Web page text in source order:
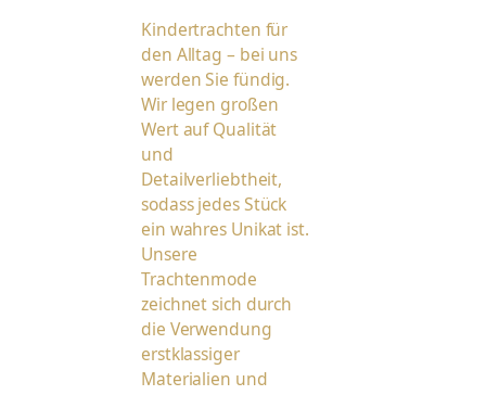
Kindertrachten für
den Alltag – bei uns
werden Sie fündig.
Wir legen großen
Wert auf Qualität
und
Detailverliebtheit,
sodass jedes Stück
ein wahres Unikat ist.
Unsere
Trachtenmode
zeichnet sich durch
die Verwendung
erstklassiger
Materialien und